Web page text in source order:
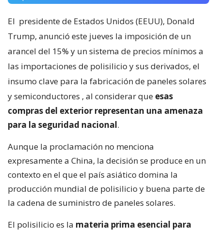
El presidente de Estados Unidos (EEUU), Donald
Trump, anunció este jueves la imposición de un
arancel del 15% y un sistema de precios mínimos a
las importaciones de polisilicio y sus derivados, el
insumo clave para la fabricación de paneles solares
y semiconductores , al considerar que esas
compras del exterior representan una amenaza
para la seguridad nacional.
Aunque la proclamación no menciona
expresamente a China, la decisión se produce en un
contexto en el que el país asiático domina la
producción mundial de polisilicio y buena parte de
la cadena de suministro de paneles solares.
El polisilicio es la materia prima esencial para